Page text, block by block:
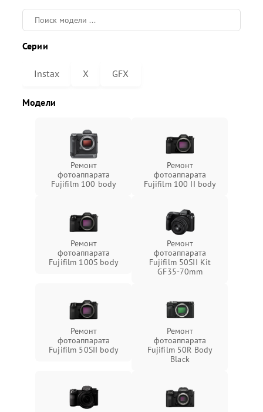
Серии
Instax X GFX
Модели
Ремонт
фотоаппарата
Fujifilm 100 body
Ремонт
фотоаппарата
Fujifilm 100 II body
Ремонт
фотоаппарата
Fujifilm 100S body
Ремонт
фотоаппарата
Fujifilm 50SII Kit
GF35-70mm
Ремонт
фотоаппарата
Fujifilm 50SII body
Ремонт
фотоаппарата
Fujifilm 50R Body
Black